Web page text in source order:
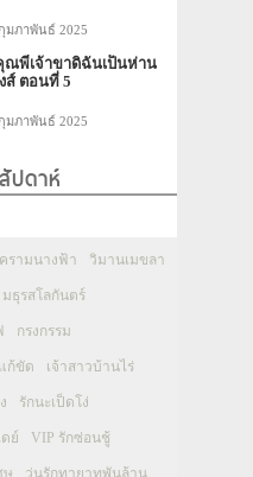
มภาพันธ์ 2025
ณพี่เจ้าขาดิฉันเป็นห่าน
ส์ ตอนที่ 5
มภาพันธ์ 2025
ปดาห์
รามนางฟ้า วิมานเมขลา
มธุรสโลกันตร์
กรงกรรม
ก้ขัด เจ้าสาวบ้านไร่
รักนะเป็ดโง่
ย์ VIP รักซ่อนชู้
ษ วุ่นรักทายาทพันล้าน